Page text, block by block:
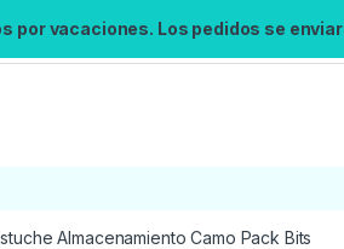
por vacaciones. Los pedidos se
Almacenamiento Camo Pack Bits